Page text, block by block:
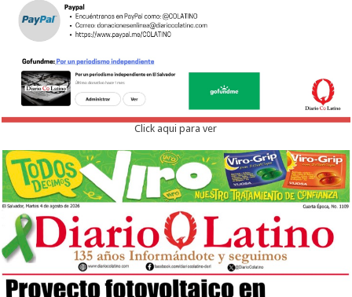
Click aqui para ver